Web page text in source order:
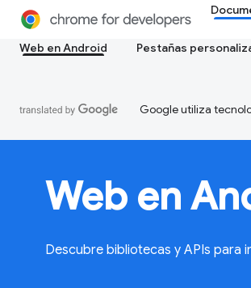
Web en Android
Pestañas
Google utiliza
Web en
Descubre bibliotecas y APIs para